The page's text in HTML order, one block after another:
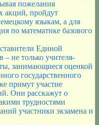
пожелания
акций, пройдут
языкам, а для
по математике базового
Единой
– не только учителя-
занимающиеся оценкой
государственного
примут участие
Они расскажут о
трудностями
участники экзамена и